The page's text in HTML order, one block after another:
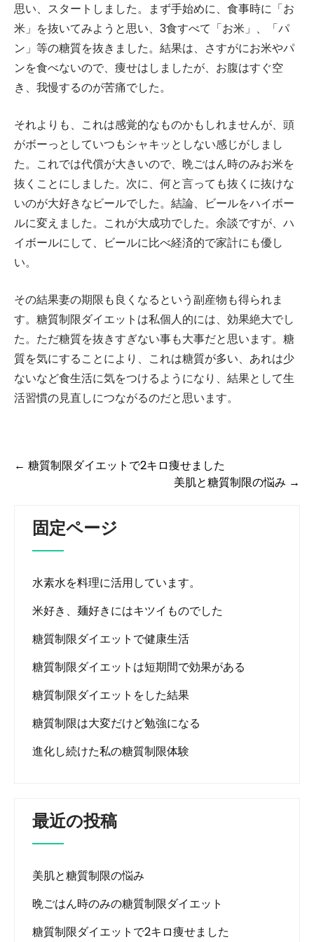
思い、スタートしました。まず手始めに、食事時に「お
米」を抜いてみようと思い、3食すべて「お米」、「パ
ン」等の糖質を抜きました。結果は、さすがにお米やパ
ンを食べないので、痩せはしましたが、お腹はすぐ空
き、我慢するのが苦痛でした。
それよりも、これは感覚的なものかもしれませんが、頭
がボーっとしていつもシャキッとしない感じがしまし
た。これでは代償が大きいので、晩ごはん時のみお米を
抜くことにしました。次に、何と言っても抜くに抜けな
いのが大好きなビールでした。結論、ビールをハイボー
ルに変えました。これが大成功でした。余談ですが、ハ
イボールにして、ビールに比べ経済的で家計にも優し
い。
その結果妻の期限も良くなるという副産物も得られま
す。糖質制限ダイエットは私個人的には、効果絶大でし
た。ただ糖質を抜きすぎない事も大事だと思います。糖
質を気にすることにより、これは糖質が多い、あれは少
ないなど食生活に気をつけるようになり、結果として生
活習慣の見直しにつながるのだと思います。
投
← 糖質制限ダイエットで2キロ痩せました
美肌と糖質制限の悩み →
固定ページ
水素水を料理に活用しています。
米好き、麺好きにはキツイものでした
糖質制限ダイエットで健康生活
糖質制限ダイエットは短期間で効果がある
糖質制限ダイエットをした結果
糖質制限は大変だけど勉強になる
進化し続けた私の糖質制限体験
最近の投稿
美肌と糖質制限の悩み
晩ごはん時のみの糖質制限ダイエット
糖質制限ダイエットで2キロ痩せました